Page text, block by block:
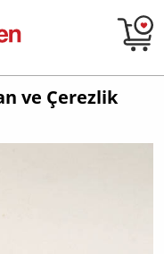
ve Çerezlik